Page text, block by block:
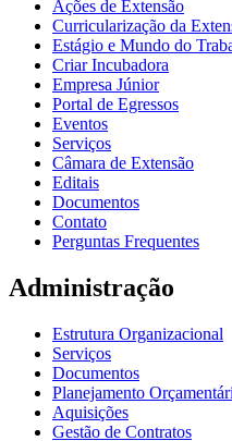
Ações de Extensão
Curricularização da
Estágio e Mundo do
Criar Incubadora
Empresa Júnior
Portal de Egressos
Eventos
Serviços
Câmara de Extensão
Editais
Documentos
Contato
Perguntas Frequentes
Administração
Estrutura Organizacional
Serviços
Documentos
Planejamento
Aquisições
Gestão de Contratos